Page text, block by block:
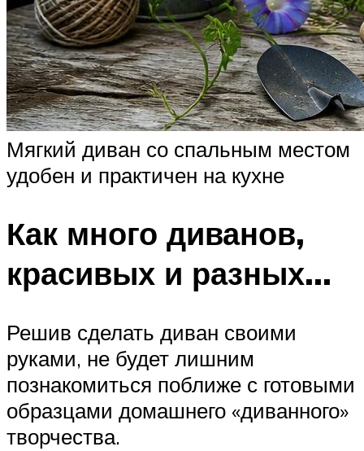
Мягкий диван со спальным местом
удобен и практичен на кухне
Как много диванов,
красивых и разных…
Решив сделать диван своими
руками, не будет лишним
познакомиться поближе с готовыми
образцами домашнего «диванного»
творчества.